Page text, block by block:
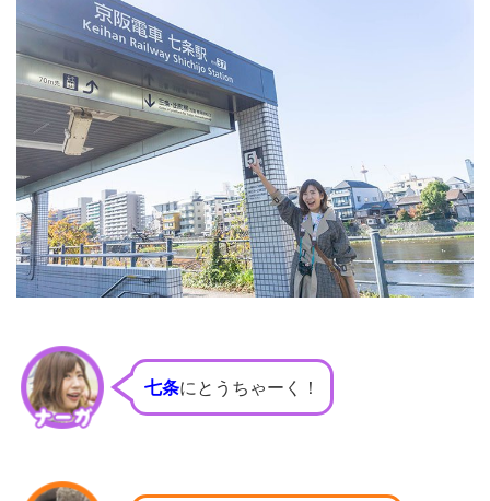
七条にとうちゃーく！